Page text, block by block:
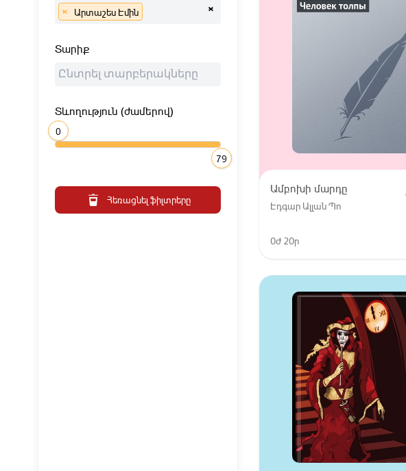
×
× Արտաշես Էմին
Տարիք
Տևողություն (ժամերով)
0
79
Հեռացնել ֆիլտրերը
Ամբոխի մարդը
Էդգար Ալլան Պո
0ժ 20ր